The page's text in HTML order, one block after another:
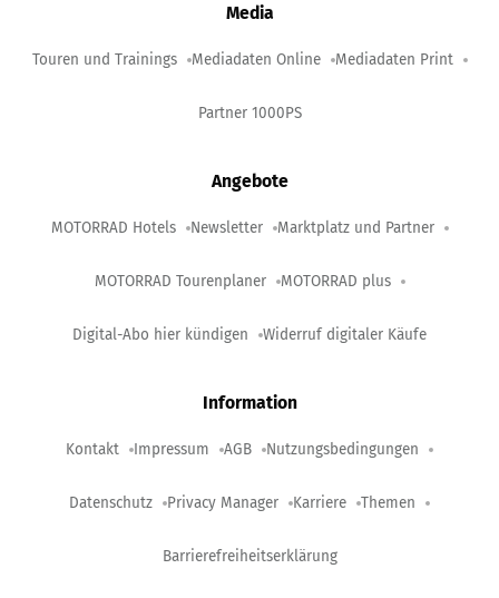
Media
Touren und Trainings Mediadaten Online Mediadaten Print
Partner 1000PS
Angebote
MOTORRAD Hotels Newsletter Marktplatz und Partner
MOTORRAD Tourenplaner MOTORRAD plus
Digital-Abo hier kündigen Widerruf digitaler Käufe
Information
Kontakt Impressum AGB Nutzungsbedingungen
Datenschutz Privacy Manager Karriere Themen
Barrierefreiheitserklärung